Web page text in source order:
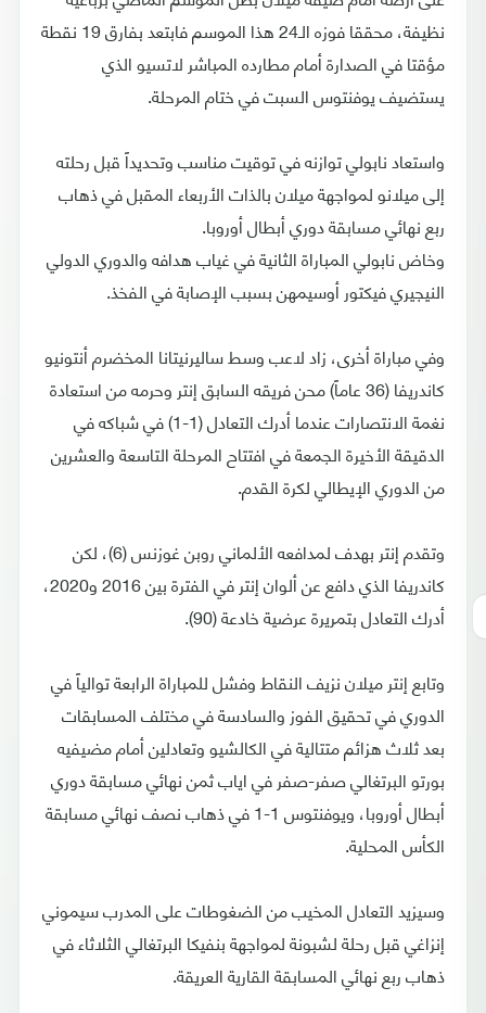
نظيفة، محققا فوزه الـ24 هذا الموسم فابتعد بفارق 19 نقطة
مؤقتا في الصدارة أمام مطارده المباشر لاتسيو الذي
يستضيف يوفنتوس السبت في ختام المرحلة.
واستعاد نابولي توازنه في توقيت مناسب وتحديداً قبل رحلته
إلى ميلانو لمواجهة ميلان بالذات الأربعاء المقبل في ذهاب
ربع نهائي مسابقة دوري أبطال أوروبا.
وخاض نابولي المباراة الثانية في غياب هدافه والدوري الدولي
النيجيري فيكتور أوسيمهن بسبب الإصابة في الفخذ.
وفي مباراة أخرى، زاد لاعب وسط ساليرنيتانا المخضرم أنتونيو
كاندريفا (36 عاماً) محن فريقه السابق إنتر وحرمه من استعادة
نغمة الانتصارات عندما أدرك التعادل (1-1) في شباكه في
الدقيقة الأخيرة الجمعة في افتتاح المرحلة التاسعة والعشرين
من الدوري الإيطالي لكرة القدم.
وتقدم إنتر بهدف لمدافعه الألماني روبن غوزنس (6)، لكن
كاندريفا الذي دافع عن ألوان إنتر في الفترة بين 2016 و2020،
أدرك التعادل بتمريرة عرضية خادعة (90).
وتابع إنتر ميلان نزيف النقاط وفشل للمباراة الرابعة توالياً في
الدوري في تحقيق الفوز والسادسة في مختلف المسابقات
بعد ثلاث هزائم متتالية في الكالشيو وتعادلين أمام مضيفيه
بورتو البرتغالي صفر-صفر في اياب ثمن نهائي مسابقة دوري
أبطال أوروبا، ويوفنتوس 1-1 في ذهاب نصف نهائي مسابقة
الكأس المحلية.
وسيزيد التعادل المخيب من الضغوطات على المدرب سيموني
إنزاغي قبل رحلة لشبونة لمواجهة بنفيكا البرتغالي الثلاثاء في
ذهاب ربع نهائي المسابقة القارية العريقة.